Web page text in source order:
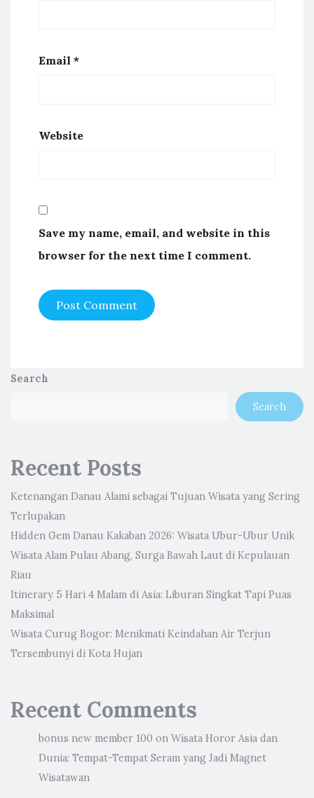
Email *
Website
Save my name, email, and website in this
browser for the next time I comment.
Search
Search
Recent Posts
Ketenangan Danau Alami sebagai Tujuan Wisata yang Sering
Terlupakan
Hidden Gem Danau Kakaban 2026: Wisata Ubur-Ubur Unik
Wisata Alam Pulau Abang, Surga Bawah Laut di Kepulauan
Riau
Itinerary 5 Hari 4 Malam di Asia: Liburan Singkat Tapi Puas
Maksimal
Wisata Curug Bogor: Menikmati Keindahan Air Terjun
Tersembunyi di Kota Hujan
Recent Comments
bonus new member 100 on Wisata Horor Asia dan
Dunia: Tempat-Tempat Seram yang Jadi Magnet
Wisatawan